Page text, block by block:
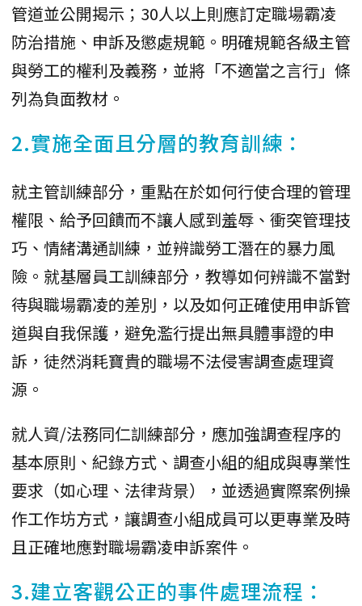
管道並公開揭示；30人以上則應訂定職場霸凌
防治措施、申訴及懲處規範。明確規範各級主管
與勞工的權利及義務，並將「不適當之言行」條
列為負面教材。
2.實施全面且分層的教育訓練：
就主管訓練部分，重點在於如何行使合理的管理
權限、給予回饋而不讓人感到羞辱、衝突管理技
巧、情緒溝通訓練，並辨識勞工潛在的暴力風
險。就基層員工訓練部分，教導如何辨識不當對
待與職場霸凌的差別，以及如何正確使用申訴管
道與自我保護，避免濫行提出無具體事證的申
訴，徒然消耗寶貴的職場不法侵害調查處理資
源。
就人資/法務同仁訓練部分，應加強調查程序的
基本原則、紀錄方式、調查小組的組成與專業性
要求（如心理、法律背景），並透過實際案例操
作工作坊方式，讓調查小組成員可以更專業及時
且正確地應對職場霸凌申訴案件。
3.建立客觀公正的事件處理流程：